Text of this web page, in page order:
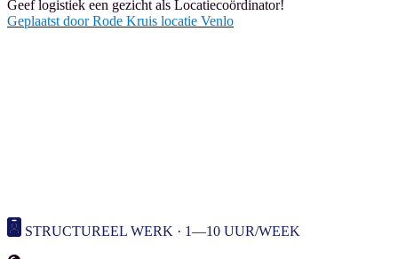
Geef logistiek een gezicht als Locatiecoördinator!
Geplaatst door Rode Kruis locatie Venlo
STRUCTUREEL WERK · 1—10 UUR/WEEK